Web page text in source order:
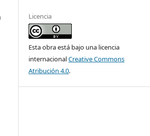
Licencia
Esta obra está bajo una licencia
internacionalCreative Commons
Atribución 4.0.